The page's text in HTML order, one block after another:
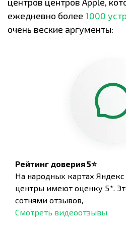
ежедневно более 1000
очень веские аргументы:
Рейтинг доверия 5⭐
На народных картах
центры имеют оценку 5*.
сотнями отзывов,
Смотреть видеоотзывы